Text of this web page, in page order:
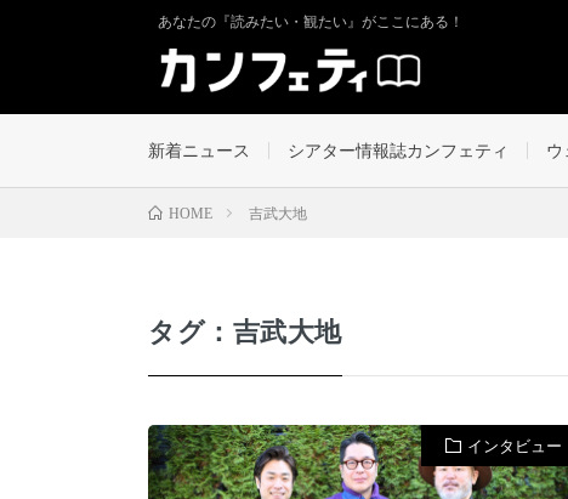
あなたの『読みたい・観たい』がここにある！
新着ニュース シアター情報誌カンフェティ ウ
HOME 吉武大地
タグ：吉武大地
インタビュー